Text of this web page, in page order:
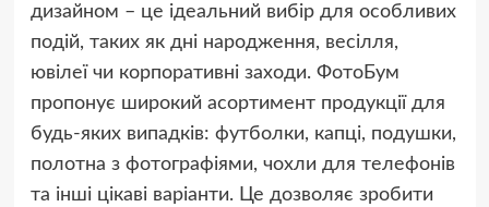
дизайном – це ідеальний вибір для особливих
подій, таких як дні народження, весілля,
ювілеї чи корпоративні заходи. ФотоБум
пропонує широкий асортимент продукції для
будь-яких випадків: футболки, капці, подушки,
полотна з фотографіями, чохли для телефонів
та інші цікаві варіанти. Це дозволяє зробити